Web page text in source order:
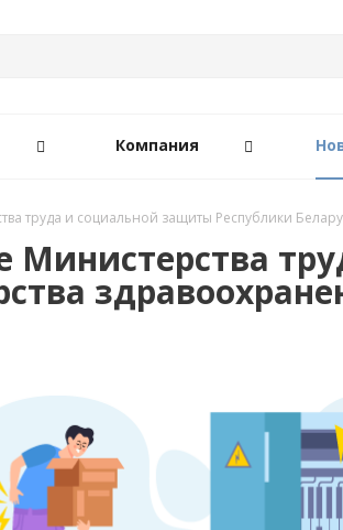
Компания
труда и социальной защиты Республики
Министерства